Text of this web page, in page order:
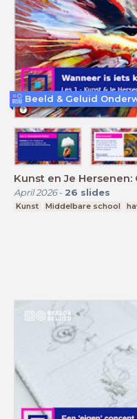
Kunst en Je
April 2026- 26 slides
Kunst Middelbare school
Beeld & Geluid